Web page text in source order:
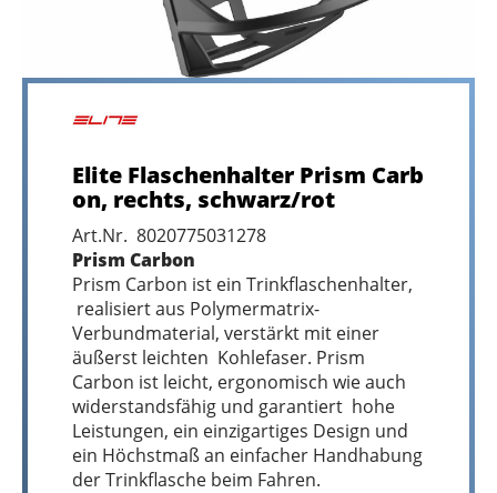
Elite Flaschenhalter Prism Carb
on, rechts, schwarz/rot
Art.Nr. 8020775031278
Prism Carbon
Prism Carbon ist ein Trinkflaschenhalter,
realisiert aus Polymermatrix-
Verbundmaterial, verstärkt mit einer
äußerst leichten Kohlefaser. Prism
Carbon ist leicht, ergonomisch wie auch
widerstandsfähig und garantiert hohe
Leistungen, ein einzigartiges Design und
ein Höchstmaß an einfacher Handhabung
der Trinkflasche beim Fahren.